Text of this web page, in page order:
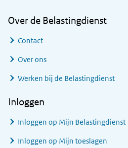
Over de Belastingdienst
Contact
Over ons
Werken bij de Belastingdienst
Inloggen
Inloggen op Mijn Belastingdienst
Inloggen op Mijn toeslagen